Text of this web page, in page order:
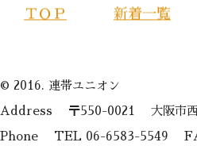
ＴＯＰ 新着一覧
© 2016. 連帯ユニオン
Address 〒550-0021 大阪市
Phone TEL 06-6583-5549